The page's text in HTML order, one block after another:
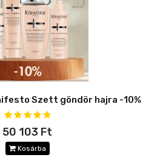
Szett göndör hajra -10%
50 103 Ft
Kosárba